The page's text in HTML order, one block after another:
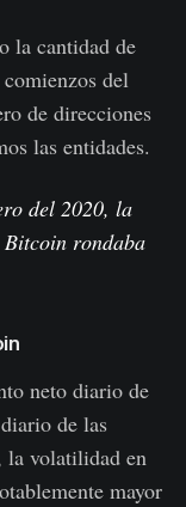
la cantidad de
del
de direcciones
las entidades.
del 2020, la
Bitcoin rondaba
neto diario de
de las
la volatilidad en
mayor